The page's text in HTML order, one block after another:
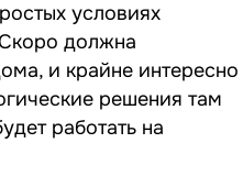
условиях
должна
и крайне интересно
решения там
работать на